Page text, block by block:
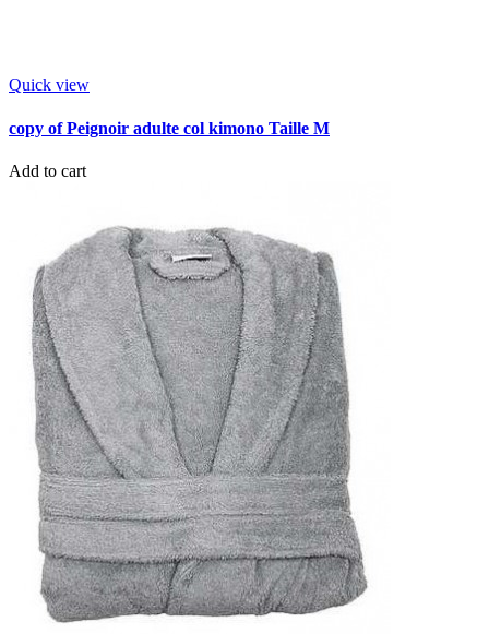
Quick view
copy of Peignoir adulte col kimono Taille M
Add to cart